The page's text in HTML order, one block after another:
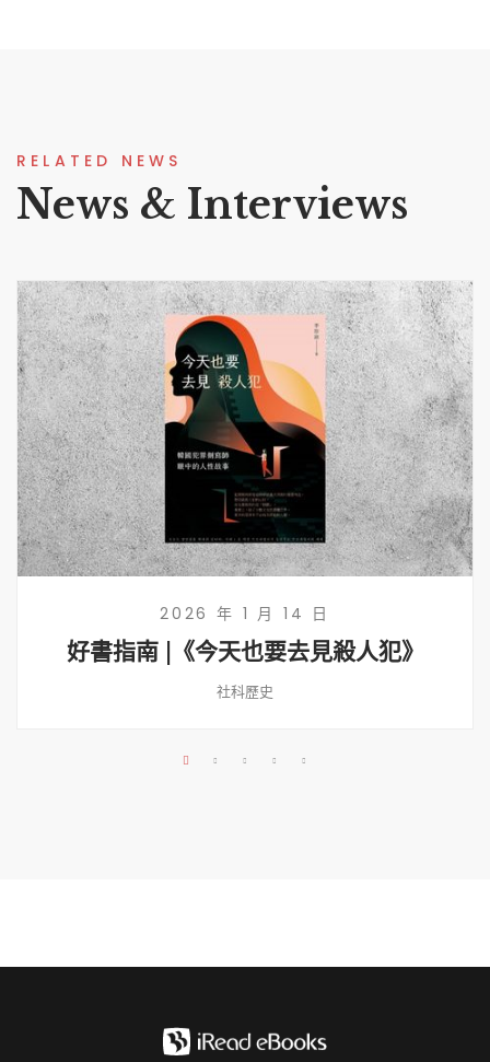
RELATED NEWS
News & Interviews
2026 年 1 月 14 日
好書指南 |《今天也要去見殺人犯》
社科歷史